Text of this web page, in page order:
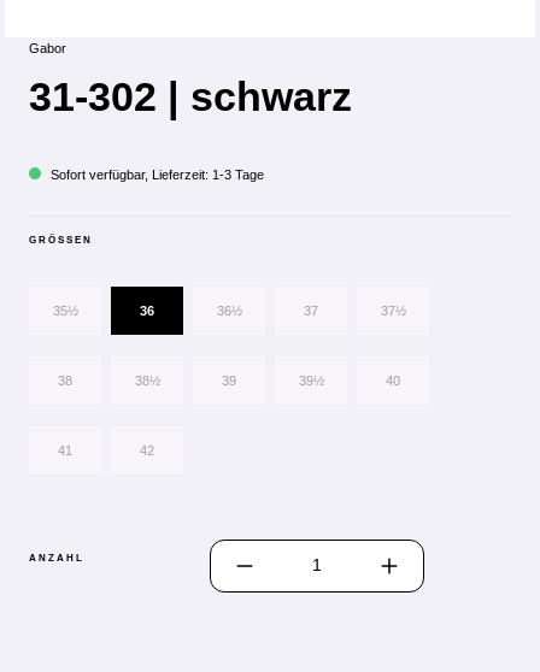
Gabor
31-302 | schwarz
Sofort verfügbar, Lieferzeit: 1-3 Tage
GRÖSSEN
35½ 36 36½ 37 37½
38 38½ 39 39½ 40
41 42
ANZAHL
PRODUKT ANZAHL: GIB DEN